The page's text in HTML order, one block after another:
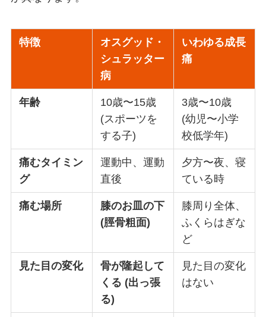
特徴
オスグッド・
シュラッター
病
いわゆる成長
痛
年齢
10歳〜15歳
(スポーツを
する子)
3歳〜10歳
(幼児〜小学
校低学年)
痛むタイミン
グ
運動中、運動
直後
夕方〜夜、寝
ている時
痛む場所
膝のお皿の下
(脛骨粗面)
膝周り全体、
ふくらはぎな
ど
見た目の変化
骨が隆起して
くる (出っ張
る)
見た目の変化
はない